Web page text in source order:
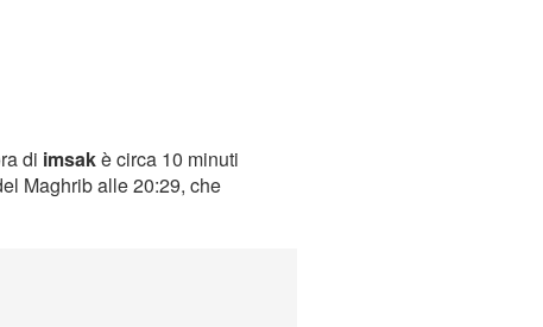
di imsakè circa 10 minuti
Maghrib alle 20:29, che